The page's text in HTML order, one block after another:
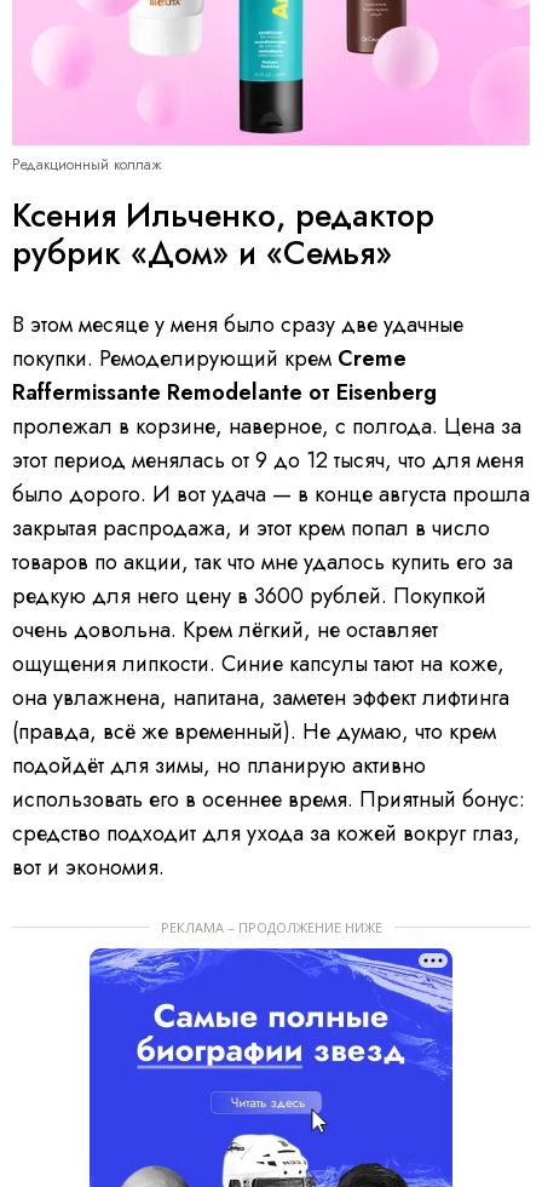
Редакционный коллаж
Ксения Ильченко, редактор
рубрик «Дом» и «Семья»
В этом месяце у меня было сразу две удачные
покупки. Ремоделирующий крем Creme
Raffermissante Remodelante от Eisenberg
пролежал в корзине, наверное, с полгода. Цена за
этот период менялась от 9 до 12 тысяч, что для меня
было дорого. И вот удача — в конце августа прошла
закрытая распродажа, и этот крем попал в число
товаров по акции, так что мне удалось купить его за
редкую для него цену в 3600 рублей. Покупкой
очень довольна. Крем лёгкий, не оставляет
ощущения липкости. Синие капсулы тают на коже,
она увлажнена, напитана, заметен эффект лифтинга
(правда, всё же временный). Не думаю, что крем
подойдёт для зимы, но планирую активно
использовать его в осеннее время. Приятный бонус:
средство подходит для ухода за кожей вокруг глаз,
вот и экономия.
РЕКЛАМА – ПРОДОЛЖЕНИЕ НИЖЕ